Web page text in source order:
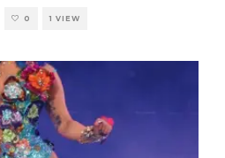
0 1 VIEW